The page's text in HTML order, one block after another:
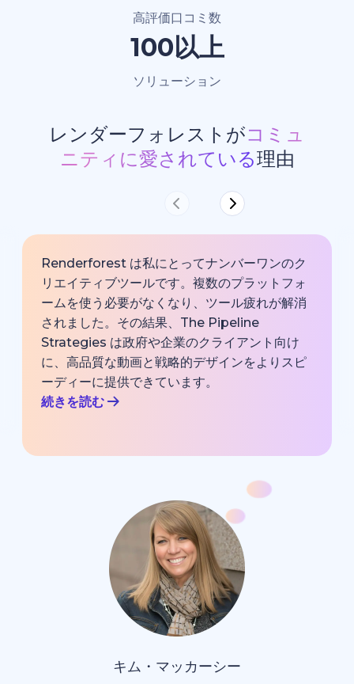
高評価口コミ数
100以上
ソリューション
レンダーフォレストがコミュ
ニティに愛されている理由
Renderforest は私にとってナンバーワンのク
リエイティブツールです。複数のプラットフォ
ームを使う必要がなくなり、ツール疲れが解消
されました。その結果、The Pipeline
Strategies は政府や企業のクライアント向け
に、高品質な動画と戦略的デザインをよりスピ
ーディーに提供できています。
続きを読む
キム・マッカーシー